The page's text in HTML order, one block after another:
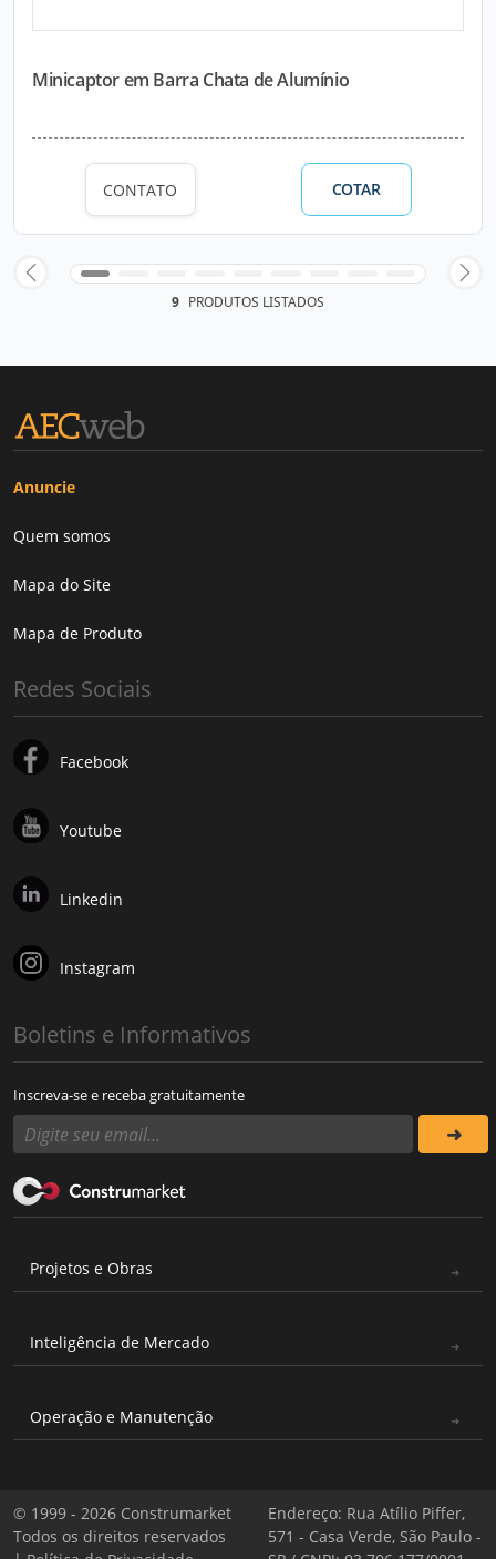
Minicaptor em Barra Chata de Alumínio
CONTATO COTAR
9 PRODUTOS LISTADOS
Anuncie
Quem somos
Mapa do Site
Mapa de Produto
Redes Sociais
Facebook
Youtube
Linkedin
Instagram
Boletins e Informativos
Inscreva-se e receba gratuitamente
Projetos e Obras
Inteligência de Mercado
Operação e Manutenção
© 1999 - 2026 Construmarket
Todos os direitos reservados
Endereço: Rua Atílio Piffer,
571 - Casa Verde, São Paulo -